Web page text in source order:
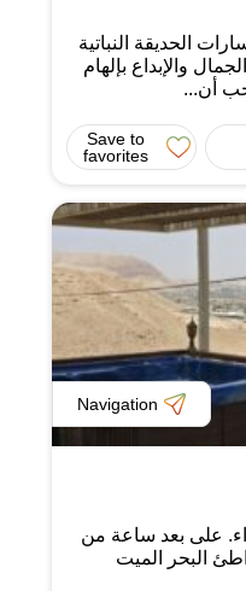
الحديقة النباتية
والإبداع بإلهام
أن...
Save to
favorites
Navigation
على بعد ساعة من
من شواطئ البحر الميت